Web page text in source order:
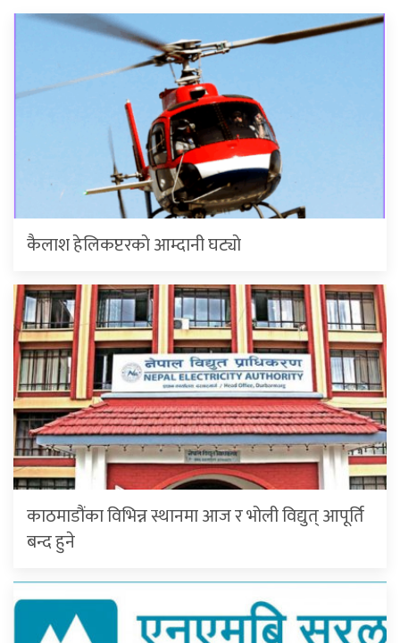
कैलाश हेलिकप्टरकाे आम्दानी घट्याे
काठमाडौंका विभिन्न स्थानमा आज र भोली विद्युत् आपूर्ति
बन्द हुने